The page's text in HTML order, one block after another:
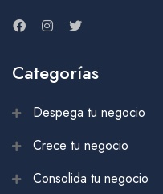
Categorías
Despega tu negocio
Crece tu negocio
Consolida tu negocio